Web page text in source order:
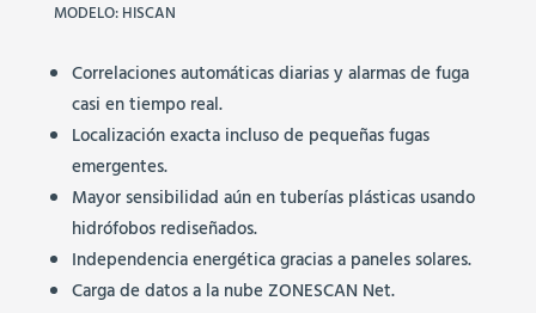
MODELO: HISCAN
Correlaciones automáticas diarias y alarmas de fuga
casi en tiempo real.
Localización exacta incluso de pequeñas fugas
emergentes.
Mayor sensibilidad aún en tuberías plásticas usando
hidrófobos rediseñados.
Independencia energética gracias a paneles solares.
Carga de datos a la nube ZONESCAN Net.